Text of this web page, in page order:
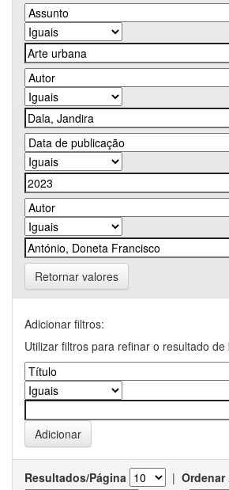
Retornar valores
Adicionar filtros:
Utilizar filtros para refinar o resultado de
Resultados/Página |